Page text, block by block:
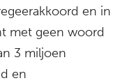
en in
met geen woord
3 miljoen
en